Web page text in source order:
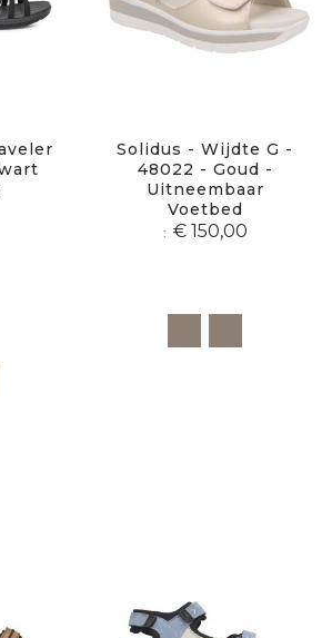
Solidus - Wijdte G -
48022 - Goud -
Uitneembaar
Voetbed
€ 150,00